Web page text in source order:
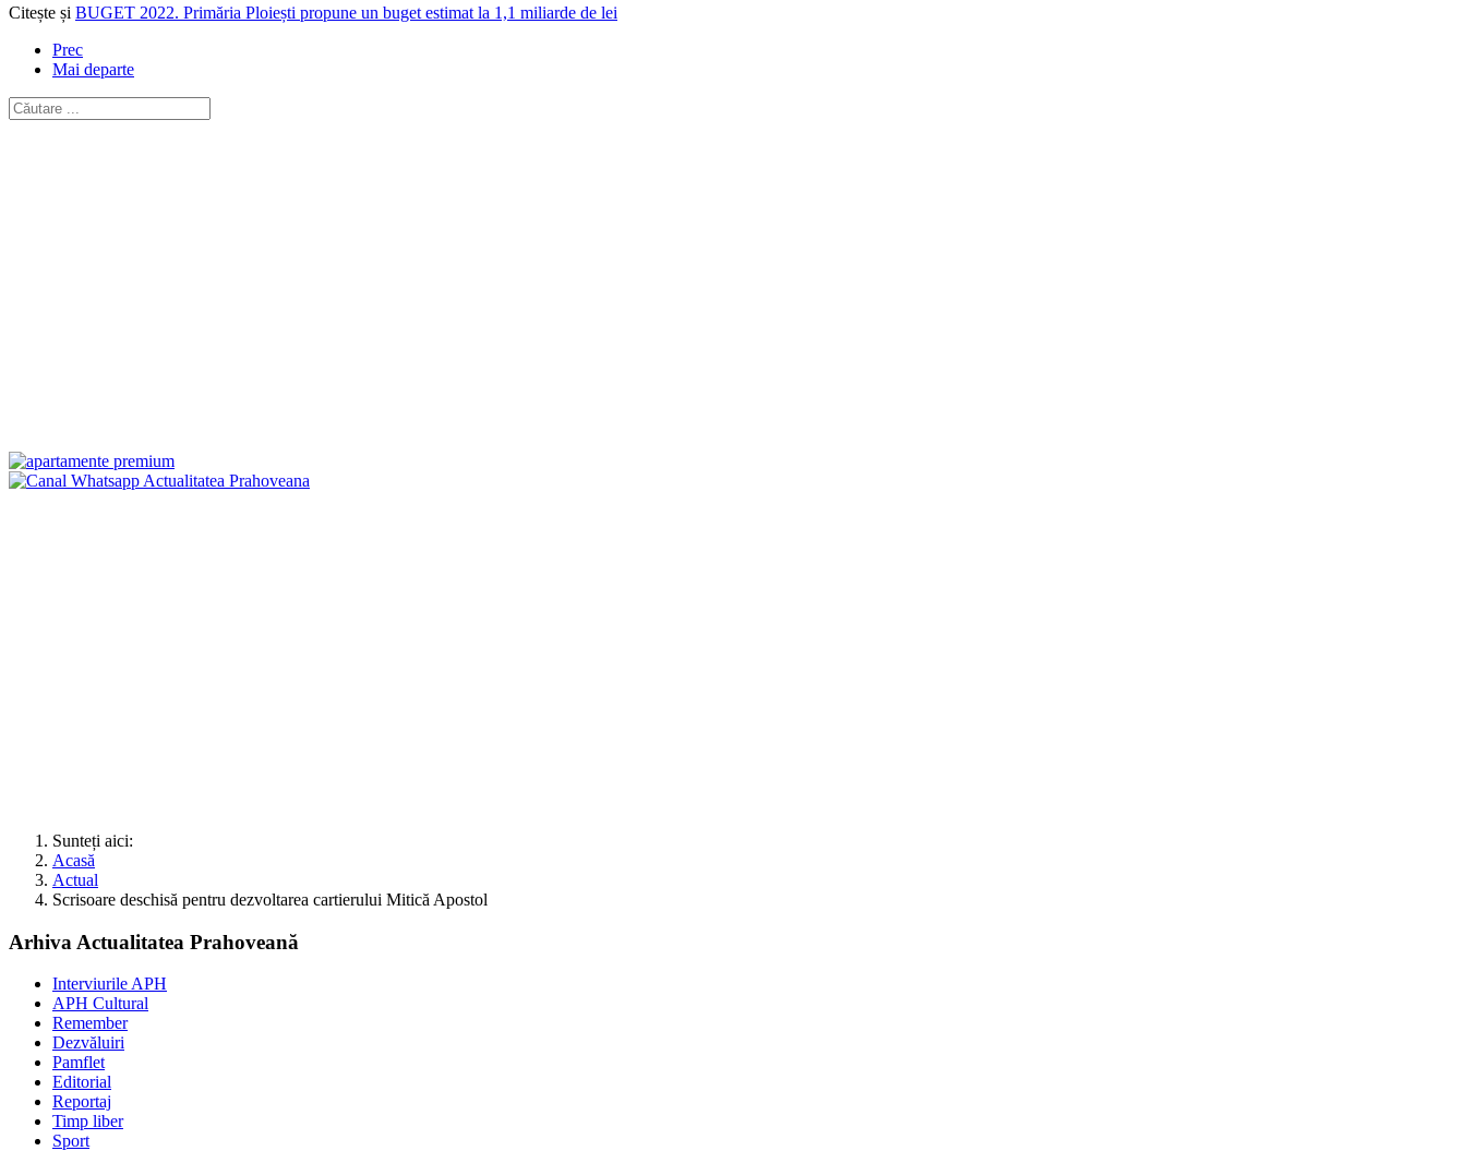
Citește și BUGET 2022. Primăria Ploiești propune un buget estimat la 1,1 miliarde de lei
Prec
Mai departe
Sunteți aici:
Acasă
Actual
Scrisoare deschisă pentru dezvoltarea cartierului Mitică Apostol
Arhiva Actualitatea Prahoveană
Interviurile APH
APH Cultural
Remember
Dezvăluiri
Pamflet
Editorial
Reportaj
Timp liber
Sport